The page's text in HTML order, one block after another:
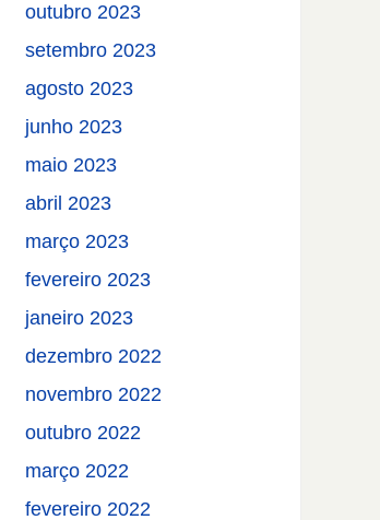
outubro 2023
setembro 2023
agosto 2023
junho 2023
maio 2023
abril 2023
março 2023
fevereiro 2023
janeiro 2023
dezembro 2022
novembro 2022
outubro 2022
março 2022
fevereiro 2022